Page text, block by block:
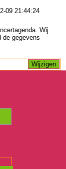
09 21:44:24
Wij
de gegevens